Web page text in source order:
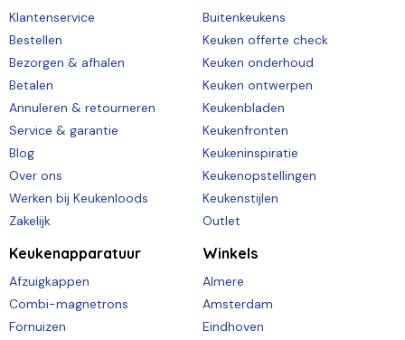
Klantenservice
Bestellen
Bezorgen & afhalen
Betalen
Annuleren & retourneren
Service & garantie
Blog
Over ons
Werken bij Keukenloods
Zakelijk
Buitenkeukens
Keuken offerte check
Keuken onderhoud
Keuken ontwerpen
Keukenbladen
Keukenfronten
Keukeninspiratie
Keukenopstellingen
Keukenstijlen
Outlet
Keukenapparatuur
Afzuigkappen
Combi-magnetrons
Fornuizen
Winkels
Almere
Amsterdam
Eindhoven